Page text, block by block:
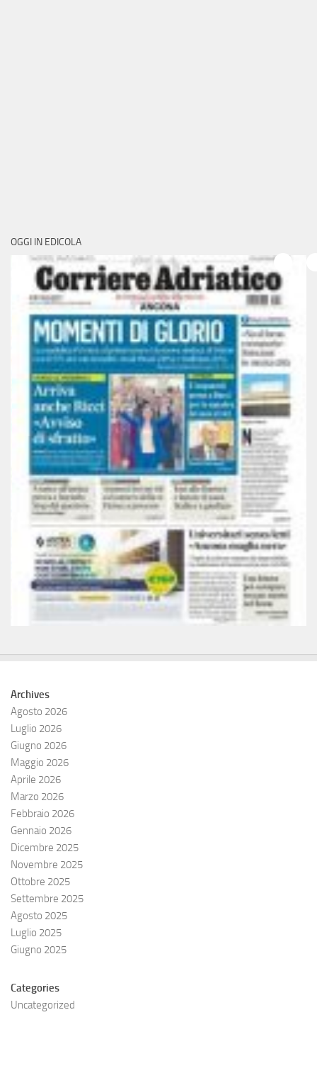
OGGI IN EDICOLA
Archives
Agosto 2026
Luglio 2026
Giugno 2026
Maggio 2026
Aprile 2026
Marzo 2026
Febbraio 2026
Gennaio 2026
Dicembre 2025
Novembre 2025
Ottobre 2025
Settembre 2025
Agosto 2025
Luglio 2025
Giugno 2025
Categories
Uncategorized